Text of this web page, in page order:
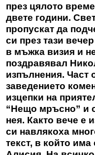
през цялото
двете години.
пропускат да
си през тази
в мъжка визия и
поздравявал
изпълнения. Част
заведението
изцепки на
“Нещо мръсно” и
нея. Както вече е
си навлякоха
текст, в който